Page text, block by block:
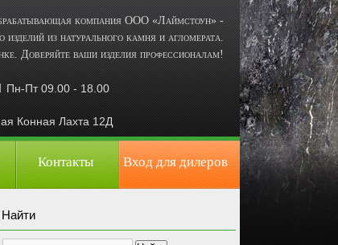
компания ООО «Лаймстоун» -
изделий из натурального камня и агломерата.
Доверяйте ваши изделия профессионалам!
Пн-Пт 09.00 - 18.00
Конная Лахта 12Д
Контакты Вход для дилеров
Найти